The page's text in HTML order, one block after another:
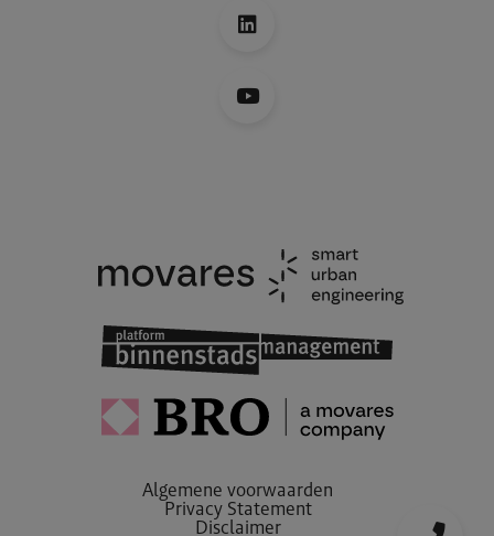
Algemene voorwaarden
Privacy Statement
Disclaimer